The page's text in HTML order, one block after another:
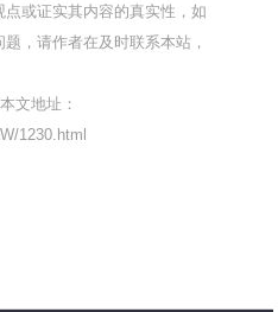
或证实其内容的真实性，如
，请作者在及时联系本站，
本文地址：
1230.html